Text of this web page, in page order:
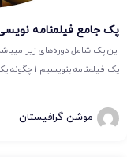
پک جامع فیلمنامه
این پک شامل دوره‌های زیر
یک فیلمنامه بنویسیم 1 چگونه یک فیلمنامه بنویسیم ...
موشن گرافیستان